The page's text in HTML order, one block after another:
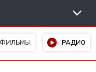
ФИЛЬМЫ РАДИО